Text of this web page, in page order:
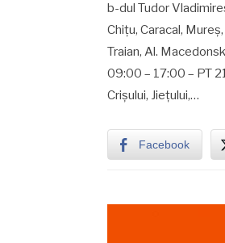
b-dul Tudor
Chiţu, Caracal,
Traian, Al.
09:00 – 17:00 – PT
Crişului, Jieţului,…
Facebook